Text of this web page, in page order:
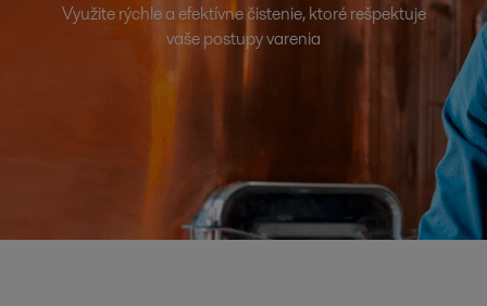
Využite rýchle a efektívne čistenie, ktoré rešpektuje
vaše postupy varenia